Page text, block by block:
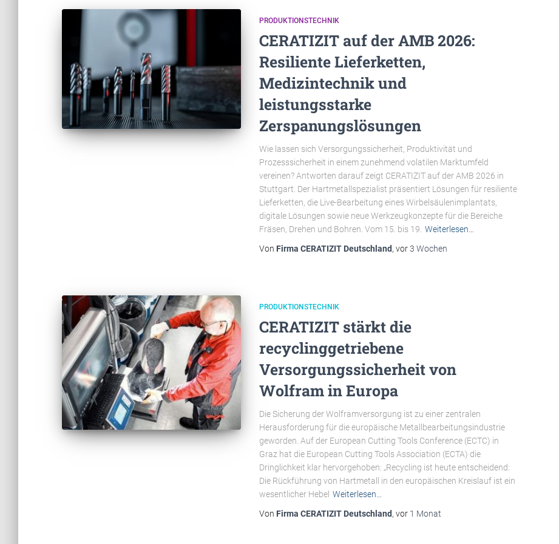
PRODUKTIONSTECHNIK
CERATIZIT auf der AMB 2026:
Resiliente Lieferketten,
Medizintechnik und
leistungsstarke
Zerspanungslösungen
Wie lassen sich Versorgungssicherheit, Produktivität und
Prozesssicherheit in einem zunehmend volatilen Marktumfeld
vereinen? Antworten darauf zeigt CERATIZIT auf der AMB 2026 in
Stuttgart. Der Hartmetallspezialist präsentiert Lösungen für resiliente
Lieferketten, die Live-Bearbeitung eines Wirbelsäulenimplantats,
digitale Lösungen sowie neue Werkzeugkonzepte für die Bereiche
Fräsen, Drehen und Bohren. Vom 15. bis 19. Weiterlesen…
Von Firma CERATIZIT Deutschland, vor3 Wochen
PRODUKTIONSTECHNIK
CERATIZIT stärkt die
recyclinggetriebene
Versorgungssicherheit von
Wolfram in Europa
Die Sicherung der Wolframversorgung ist zu einer zentralen
Herausforderung für die europäische Metallbearbeitungsindustrie
geworden. Auf der European Cutting Tools Conference (ECTC) in
Graz hat die European Cutting Tools Association (ECTA) die
Dringlichkeit klar hervorgehoben: „Recycling ist heute entscheidend:
Die Rückführung von Hartmetall in den europäischen Kreislauf ist ein
wesentlicher Hebel Weiterlesen…
Von Firma CERATIZIT Deutschland, vor 1 Monat